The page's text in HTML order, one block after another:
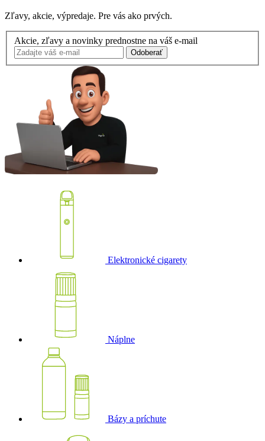
Zľavy, akcie, výpredaje. Pre vás ako prvých.
Akcie, zľavy a novinky prednostne na váš e-mail
Odoberať
Elektronické cigarety
Náplne
Bázy a príchute